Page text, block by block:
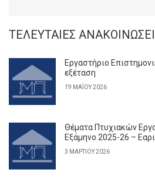
ΤΕΛΕΥΤΑΊΕΣ
Εργαστήριο
εξέταση
19 ΜΑΪ́ΟΥ 2026
Θέματα Πτυχιακών
Εξάμηνο 2025-26 –
3 ΜΑΡΤΊΟΥ 2026